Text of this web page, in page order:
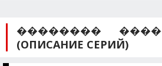
��������
(ОПИСАНИЕ СЕРИЙ)